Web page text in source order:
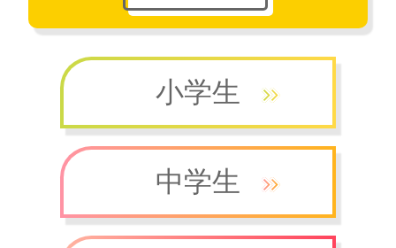
小学生
中学生